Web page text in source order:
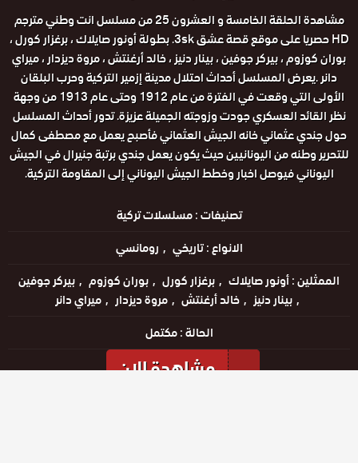
مشاهدة الحلقة الخامسة و العشرون 25 من مسلسل انت وطني مترجم
HD حصريا على موقع قصة عشق 3sk. بطولة أونور صايلاك ، برغزار كورل ،
بوران كوزوم ، بيركر جوفين ، بينار دنيز ، خالد أرغنتش ، مروة ديزدار ، ميراي
دانر .يعرض المسلسل أحداث احتلال مدينة إزمير التركية وحرب البلقان
الأولى التي وقعت في الفترة من عام 1912 وحتى عام 1913 من وجهة
نظر القائد العسكري جودت وزوجته الجميلة عزيزة. تدور أحداث المسلسل
حول جندي عثماني خانه الجيش العثماني فأصبح يعمل مع مصطفى كمال
للتحرير وطنه من اليونانيين حيث يكون يعمل جندي برتبة جنيرال في الجيش
اليوناني فيوصل اخبار وخطط الجيش اليوناني إلى المقاومة التركية.
تصنيفات :مسلسلات تركية
الانواع :تاريخي
رومانسي
الممثلين :أونور صايلاك برغزار كورل بوران كوزوم
بيركر جوفين
بينار دنيز
خالد أرغنتش مروة ديزدار
ميراي دانر
الحالة :مكتمل
مشاهدة الان